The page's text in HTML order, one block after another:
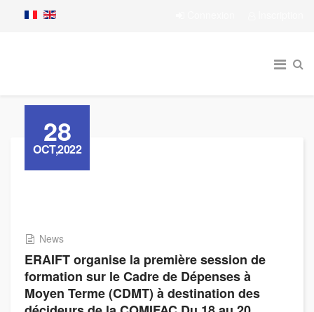
28
OCT,2022
News
ERAIFT organise la première session de
formation sur le Cadre de Dépenses à
Moyen Terme (CDMT) à destination des